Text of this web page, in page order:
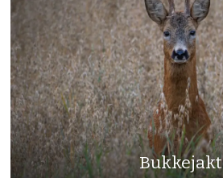
Bukkejakt